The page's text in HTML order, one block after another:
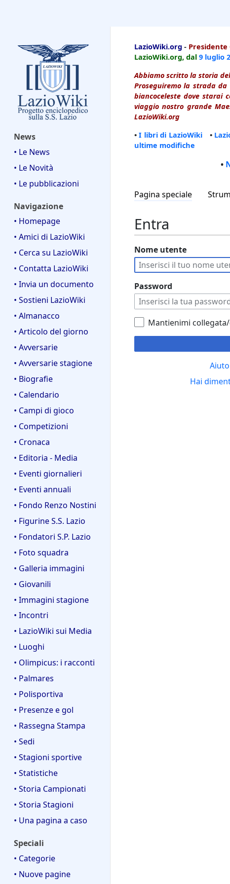
News
• Le News
• Le Novità
• Le pubblicazioni
Navigazione
• Homepage
• Amici di LazioWiki
• Cerca su LazioWiki
• Contatta LazioWiki
• Invia un documento
• Sostieni LazioWiki
• Almanacco
• Articolo del giorno
• Avversarie
• Avversarie stagione
• Biografie
• Calendario
• Campi di gioco
• Competizioni
• Cronaca
• Editoria - Media
• Eventi giornalieri
• Eventi annuali
• Fondo Renzo Nostini
• Figurine S.S. Lazio
• Fondatori S.P. Lazio
• Foto squadra
• Galleria immagini
• Giovanili
• Immagini stagione
• Incontri
• LazioWiki sui Media
• Luoghi
• Olimpicus: i racconti
• Palmares
• Polisportiva
• Presenze e gol
• Rassegna Stampa
• Sedi
• Stagioni sportive
• Statistiche
• Storia Campionati
• Storia Stagioni
• Una pagina a caso
Speciali
• Categorie
• Nuove pagine
LazioWiki.org -
LazioWiki.org, dal 9 luglio
Abbiamo scritto la storia
Proseguiremo la strada
biancoceleste dove starai
viaggio nostro grande
LazioWiki.org
•I libri di LazioWiki•
ultime modifiche
•
Pagina speciale
Entra
Nome utente
Password
Mantienimi
Hai